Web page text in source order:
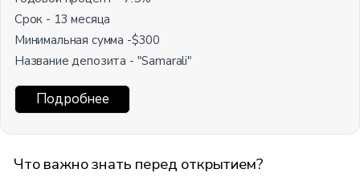
Срок - 13 месяца
Минимальная сумма -$300
Название депозита - "Samarali"
Подробнее
Что важно знать перед открытием?